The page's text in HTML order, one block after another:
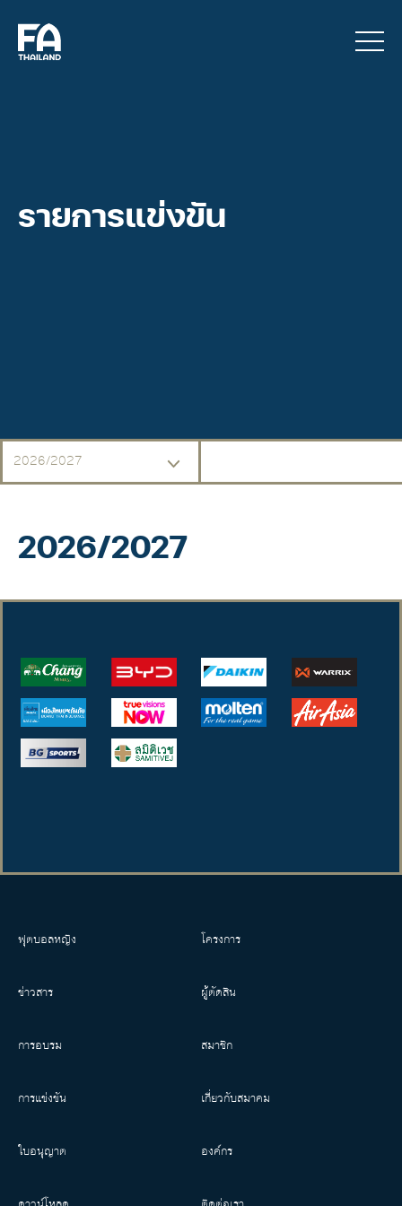
รายการแข่งขัน
2026/2027
2026/2027
ฟุตบอลหญิง โครงการ
ข่าวสาร ผู้ตัดสิน
การอบรม สมาชิก
การแข่งขัน เกี่ยวกับสมาคม
ใบอนุญาต องค์กร